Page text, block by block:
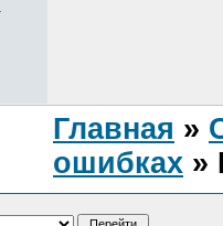
Главная »
ошибках »